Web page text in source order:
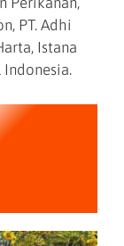
PT. Adhi
Istana
Indonesia.